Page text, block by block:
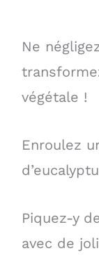
Ne
végétale !
Enroulez
Piquez-y
avec de